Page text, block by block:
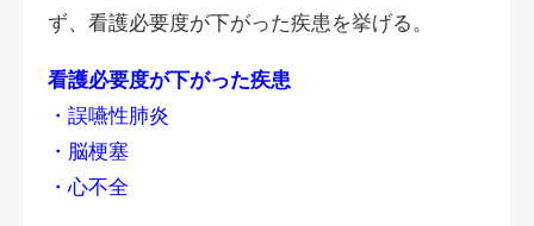
ず、看護必要度が下がった疾患を挙げる。
看護必要度が下がった疾患
・誤嚥性肺炎
・脳梗塞
・心不全